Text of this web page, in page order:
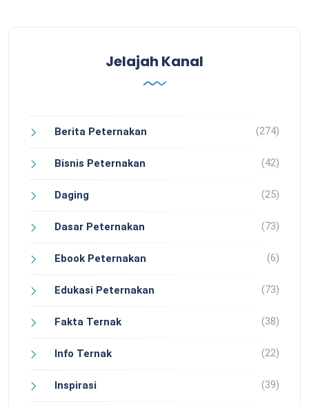
Jelajah Kanal
Berita Peternakan (274)
Bisnis Peternakan (42)
Daging (25)
Dasar Peternakan (73)
Ebook Peternakan (6)
Edukasi Peternakan (73)
Fakta Ternak (38)
Info Ternak (22)
Inspirasi (39)